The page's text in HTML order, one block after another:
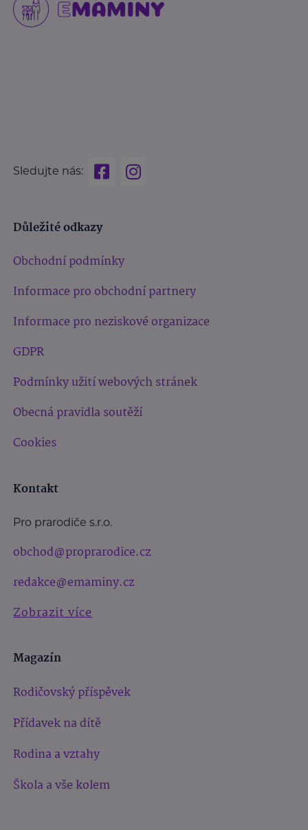
Sledujte nás:
Důležité odkazy
Obchodní podmínky
Informace pro obchodní partnery
Informace pro neziskové organizace
GDPR
Podmínky užití webových stránek
Obecná pravidla soutěží
Cookies
Kontakt
Pro prarodiče s.r.o.
obchod@proprarodice.cz
redakce@emaminy.cz
Zobrazit více
Magazín
Rodičovský příspěvek
Přídavek na dítě
Rodina a vztahy
Škola a vše kolem